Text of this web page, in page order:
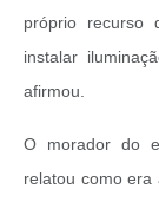
próprio recurso
instalar
afirmou.
O morador do
relatou como era